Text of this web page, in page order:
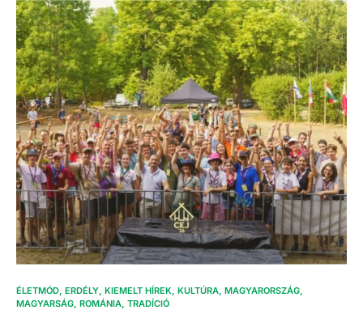
ÉLETMÓD ERDÉLY KIEMELT HÍREK KULTÚRA MAGYARORSZÁG
MAGYARSÁG ROMÁNIA TRADÍCIÓ